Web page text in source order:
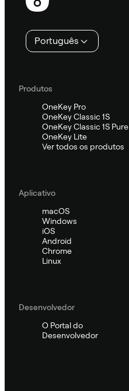
Português
Produtos
OneKey Pro
OneKey Classic 1S
OneKey Classic 1S Pure
OneKey Lite
Ver todos os produtos
Aplicativo
macOS
Windows
iOS
Android
Chrome
Linux
Desenvolvedor
O Portal do
Desenvolvedor